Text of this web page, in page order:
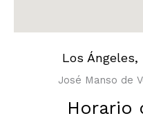
Los Ángeles,
José Manso de
Horario